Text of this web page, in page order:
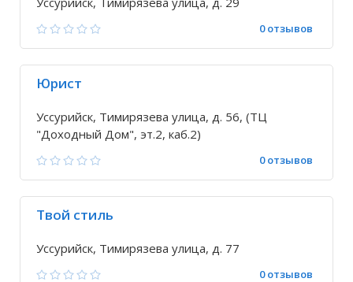
0 отзывов
Юрист
Уссурийск, Тимирязева улица, д. 56, (ТЦ
"Доходный Дом", эт.2, каб.2)
0 отзывов
Твой стиль
Уссурийск, Тимирязева улица, д. 77
0 отзывов